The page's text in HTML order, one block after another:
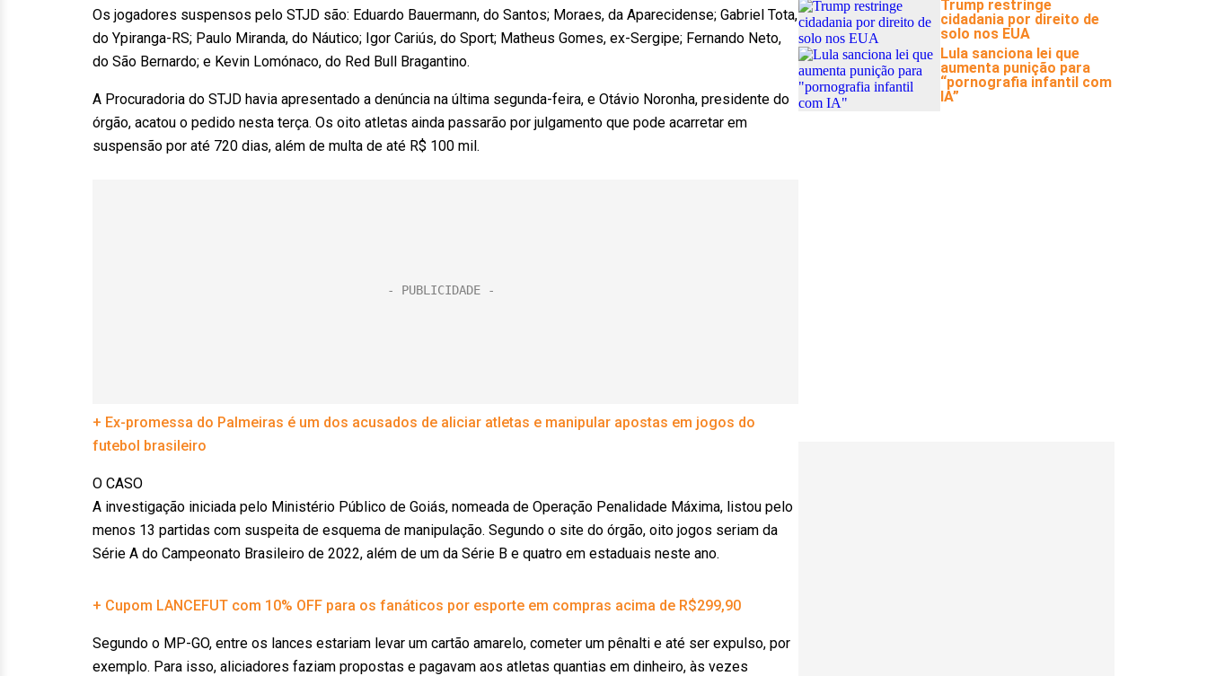
Os jogadores suspensos pelo STJD são: Eduardo Bauermann, do Santos; Moraes, da Aparecidense; Gabriel Tota,
do Ypiranga-RS; Paulo Miranda, do Náutico; Igor Cariús, do Sport; Matheus Gomes, ex-Sergipe; Fernando Neto,
do São Bernardo; e Kevin Lomónaco, do Red Bull Bragantino.
A Procuradoria do STJD havia apresentado a denúncia na última segunda-feira, e Otávio Noronha, presidente do
órgão, acatou o pedido nesta terça. Os oito atletas ainda passarão por julgamento que pode acarretar em
suspensão por até 720 dias, além de multa de até R$ 100 mil.
+ Ex-promessa do Palmeiras é um dos acusados de aliciar atletas e manipular apostas em jogos do
futebol brasileiro
O CASO
A investigação iniciada pelo Ministério Público de Goiás, nomeada de Operação Penalidade Máxima, listou pelo
menos 13 partidas com suspeita de esquema de manipulação. Segundo o site do órgão, oito jogos seriam da
Série A do Campeonato Brasileiro de 2022, além de um da Série B e quatro em estaduais neste ano.
+ Cupom LANCEFUT com 10% OFF para os fanáticos por esporte em compras acima de R$299,90
Segundo o MP-GO, entre os lances estariam levar um cartão amarelo, cometer um pênalti e até ser expulso, por
exemplo. Para isso, aliciadores faziam propostas e pagavam aos atletas quantias em dinheiro, às vezes